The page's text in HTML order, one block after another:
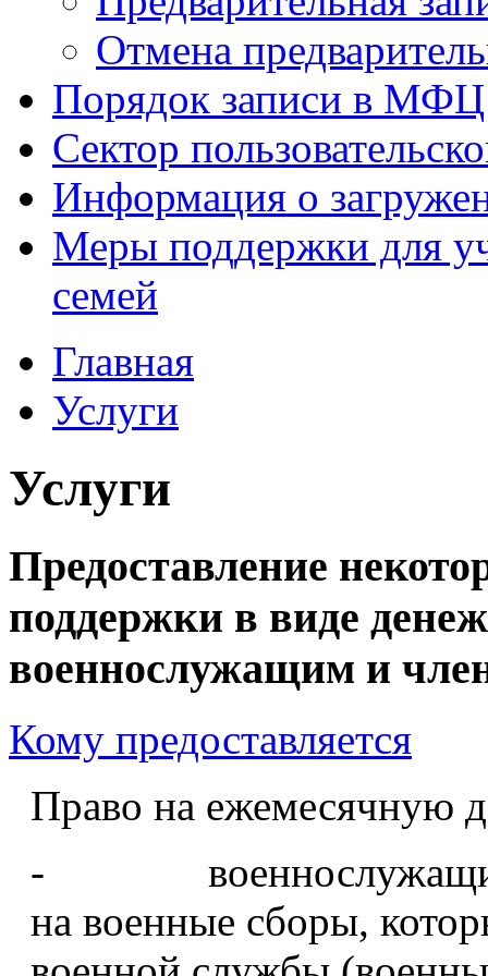
Отмена
Порядок записи в МФЦ
Сектор
Информация о
Меры поддержки для
семей
Главная
Услуги
Услуги
Предоставление
поддержки в виде
военнослужащим и
Кому предоставляется
Право на ежемесячную
- военнослужащие
на военные сборы,